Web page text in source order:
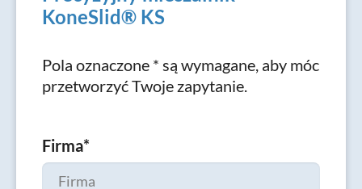
KoneSlid® KS
Pola oznaczone * są wymagane, aby móc
przetworzyć Twoje zapytanie.
Firma*